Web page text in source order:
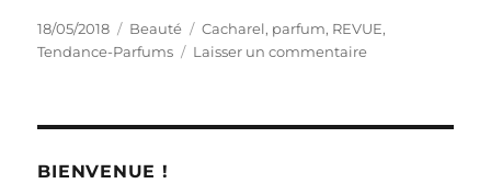
Publié
le
18/05/2018 Catégories
Beauté Étiquettes
Cacharel, parfum, REVUE,
Tendance-Parfums
Laisser un commentairesur
BIENVENUE !